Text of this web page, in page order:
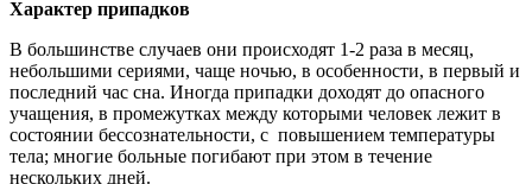
Характер припадков
В большинстве случаев они происходят 1-2 раза в месяц,
небольшими сериями, чаще ночью, в особенности, в первый и
последний час сна. Иногда припадки доходят до опасного
учащения, в промежутках между которыми человек лежит в
состоянии бессознательности, с повышением температуры
тела; многие больные погибают при этом в течение
нескольких дней.